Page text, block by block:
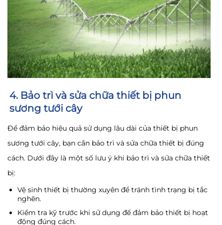
4. Bảo trì và sửa chữa thiết bị phun
sương tưới cây
Để đảm bảo hiệu quả sử dụng lâu dài của thiết bị phun
sương tưới cây, bạn cần bảo trì và sửa chữa thiết bị đúng
cách. Dưới đây là một số lưu ý khi bảo trì và sửa chữa thiết
bị:
Vệ sinh thiết bị thường xuyên để tránh tình trạng bị tắc
nghẽn.
Kiểm tra kỹ trước khi sử dụng để đảm bảo thiết bị hoạt
động đúng cách.